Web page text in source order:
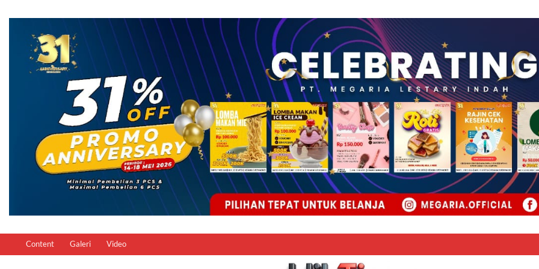
Content Galeri Video